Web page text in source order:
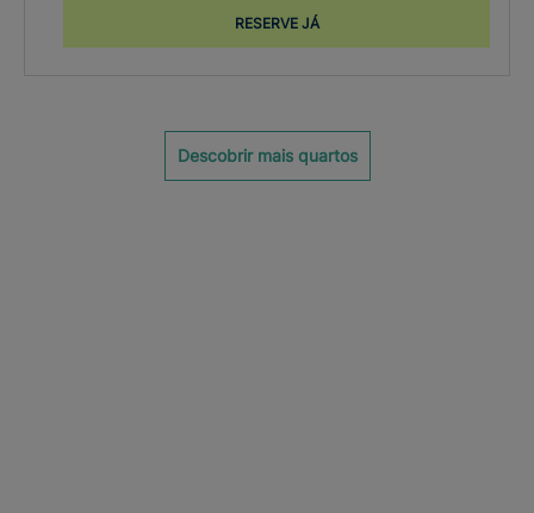
RESERVE JÁ
Descobrir mais quartos